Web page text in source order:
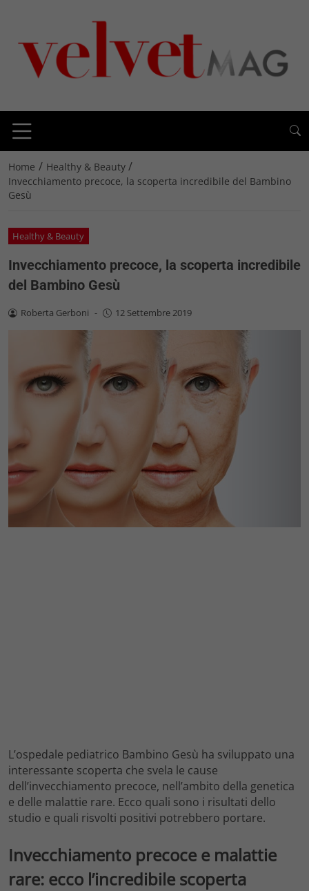
Home / Healthy & Beauty /
Invecchiamento precoce, la scoperta incredibile del Bambino
Gesù
Healthy & Beauty
Invecchiamento precoce, la scoperta incredibile
del Bambino Gesù
Roberta Gerboni - 12 Settembre 2019
L’ospedale pediatrico Bambino Gesù ha sviluppato una
interessante scoperta che svela le cause
dell’invecchiamento precoce, nell’ambito della genetica
e delle malattie rare. Ecco quali sono i risultati dello
studio e quali risvolti positivi potrebbero portare.
Invecchiamento precoce e malattie
rare: ecco l’incredibile scoperta